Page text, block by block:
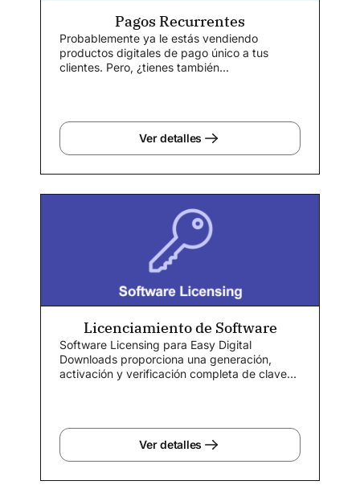
Pagos Recurrentes
Probablemente ya le estás vendiendo
productos digitales de pago único a tus
clientes. Pero, ¿tienes también...
Ver detalles
Licenciamiento de Software
Software Licensing para Easy Digital
Downloads proporciona una generación,
activación y verificación completa de claves
Ver detalles